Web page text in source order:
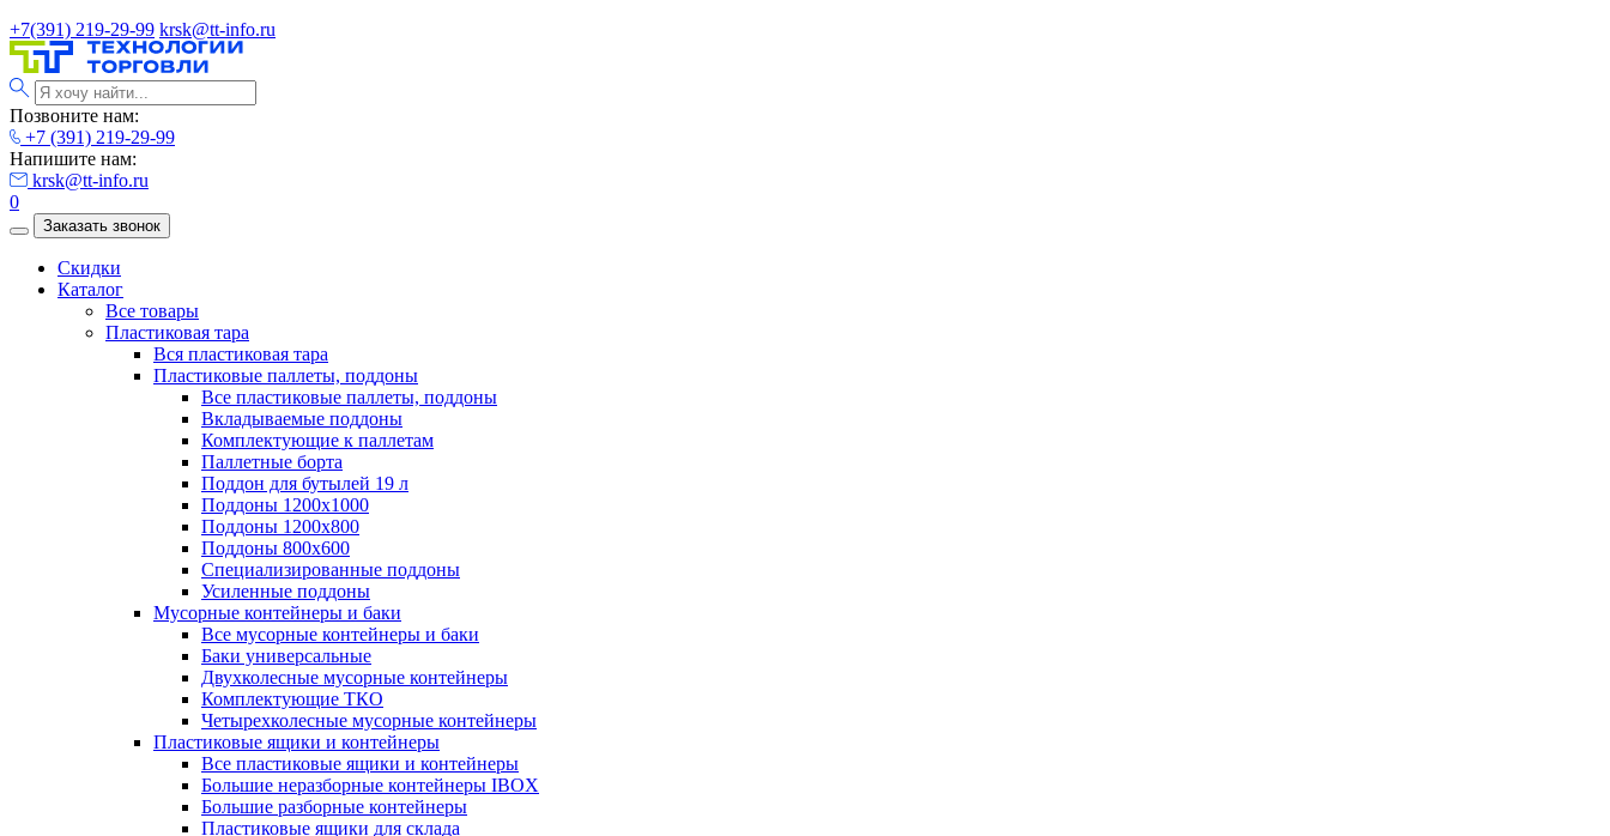
+7(391) 219-29-99 krsk@tt-info.ru
Позвоните нам:
+7 (391) 219-29-99
Напишите нам:
krsk@tt-info.ru
0
Заказать звонок
Скидки
Каталог
Все товары
Пластиковая тара
Вся пластиковая тара
Пластиковые паллеты, поддоны
Все пластиковые паллеты, поддоны
Вкладываемые поддоны
Комплектующие к паллетам
Паллетные борта
Поддон для бутылей 19 л
Поддоны 1200х1000
Поддоны 1200х800
Поддоны 800х600
Специализированные поддоны
Усиленные поддоны
Мусорные контейнеры и баки
Все мусорные контейнеры и баки
Баки универсальные
Двухколесные мусорные контейнеры
Комплектующие ТКО
Четырехколесные мусорные контейнеры
Пластиковые ящики и контейнеры
Все пластиковые ящики и контейнеры
Большие неразборные контейнеры IBOX
Большие разборные контейнеры
Пластиковые ящики для склада